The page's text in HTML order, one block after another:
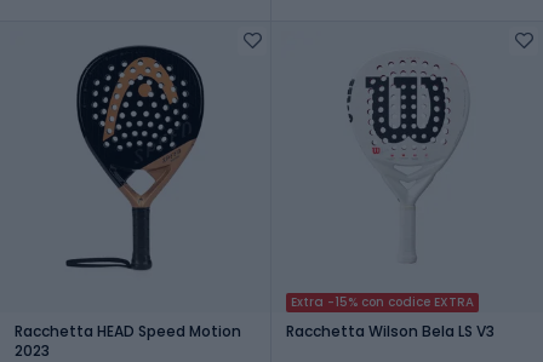
Racchetta HEAD Speed Motion
2023
Extra -15% con codice EXTRA
Racchetta Wilson Bela LS V3